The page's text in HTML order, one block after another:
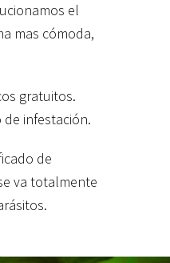
el
mas cómoda,
gratuitos.
de infestación.
de
va totalmente